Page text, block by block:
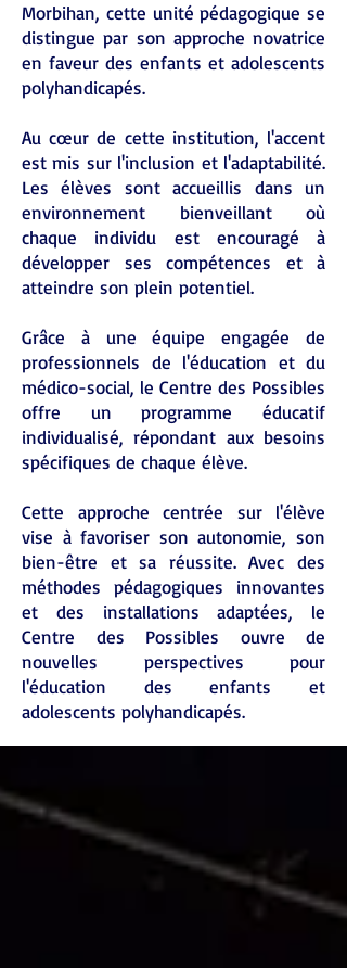
Morbihan, cette unité pédagogique se
distingue par son approche novatrice
en faveur des enfants et adolescents
polyhandicapés.
Au cœur de cette institution, l'accent
est mis sur l'inclusion et l'adaptabilité.
Les élèves sont accueillis dans un
environnement bienveillant où
chaque individu est encouragé à
développer ses compétences et à
atteindre son plein potentiel.
Grâce à une équipe engagée de
professionnels de l'éducation et du
médico-social, le Centre des Possibles
offre un programme éducatif
individualisé, répondant aux besoins
spécifiques de chaque élève.
Cette approche centrée sur l'élève
vise à favoriser son autonomie, son
bien-être et sa réussite. Avec des
méthodes pédagogiques innovantes
et des installations adaptées, le
Centre des Possibles ouvre de
nouvelles perspectives pour
l'éducation des enfants et
adolescents polyhandicapés.